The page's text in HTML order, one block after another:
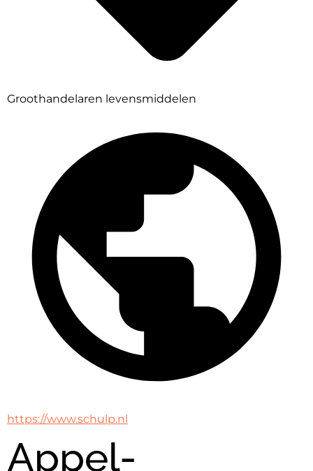
Groothandelaren levensmiddelen
https://www.schulp.nl
Appel-